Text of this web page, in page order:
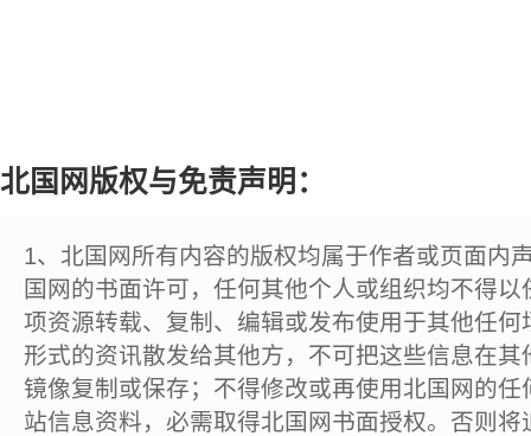
北国网版权与免责声明：
1、北国网所有内容的版权均属于作者或页面内
国网的书面许可，任何其他个人或组织均不得
项资源转载、复制、编辑或发布使用于其他任
形式的资讯散发给其他方，不可把这些信息在
镜像复制或保存；不得修改或再使用北国网的
站信息资料，必需取得北国网书面授权。否则将